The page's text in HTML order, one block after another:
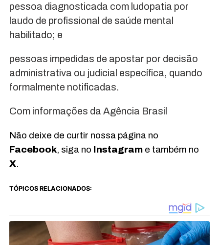
pessoa diagnosticada com ludopatia por
laudo de profissional de saúde mental
habilitado; e
pessoas impedidas de apostar por decisão
administrativa ou judicial específica, quando
formalmente notificadas.
Com informações da Agência Brasil
Não deixe de curtir nossa página no
Facebook, siga no Instagrame também no
X.
TÓPICOS RELACIONADOS: